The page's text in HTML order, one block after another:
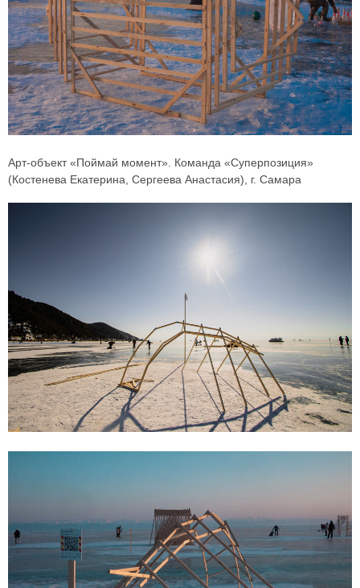
Арт-объект «Поймай момент». Команда «Суперпозиция»
(Костенева Екатерина, Сергеева Анастасия), г. Самара